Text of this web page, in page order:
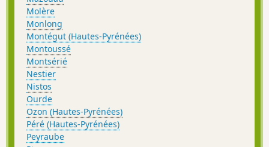
Molère
Monlong
Montégut (Hautes-Pyrénées)
Montoussé
Montsérié
Nestier
Nistos
Ourde
Ozon (Hautes-Pyrénées)
Péré (Hautes-Pyrénées)
Peyraube